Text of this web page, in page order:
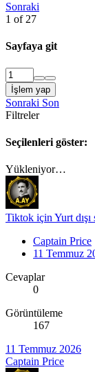
Sonraki
1 of 27
Sayfaya git
İşlem yap
Sonraki Son
Filtreler
Seçilenleri göster:
Yükleniyor…
Tiktok için Yurt dışı
Captain Price
11 Temmuz
Cevaplar
0
Görüntüleme
167
11 Temmuz 2026
Captain Price